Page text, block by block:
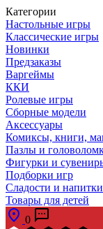
Категории
Настольные игры
Классические игры
Новинки
Предзаказы
Варгеймы
ККИ
Ролевые игры
Сборные модели
Аксессуары
Комиксы, книги,
Пазлы и
Фигурки и
Подборки игр
Сладости и напитки
Товары для детей
0